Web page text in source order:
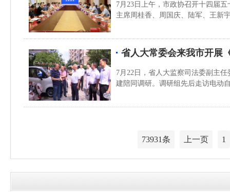
7月23日上午，市政协召开十四届
主席周桂香、周国庆、陆军、王新
省人大常委会来我市开展
7月22日，省人大监察司法委副主
建陪同调研。调研组先后走访电动
73931条 上一页 1